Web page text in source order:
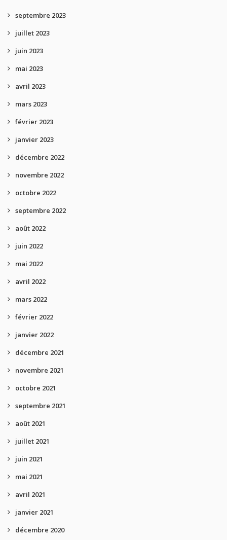
septembre 2023
juillet 2023
juin 2023
mai 2023
avril 2023
mars 2023
février 2023
janvier 2023
décembre 2022
novembre 2022
octobre 2022
septembre 2022
août 2022
juin 2022
mai 2022
avril 2022
mars 2022
février 2022
janvier 2022
décembre 2021
novembre 2021
octobre 2021
septembre 2021
août 2021
juillet 2021
juin 2021
mai 2021
avril 2021
janvier 2021
décembre 2020